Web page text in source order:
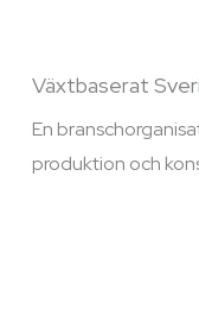
Växtbaserat
En
produktion och